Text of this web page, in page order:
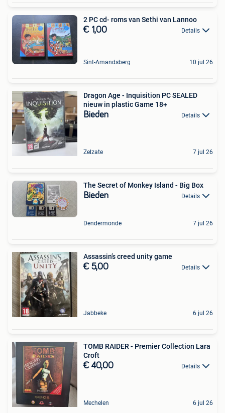
2 PC cd- roms van Sethi van Lannoo
€ 1,00 Details
Sint-Amandsberg 10 jul 26
Dragon Age - Inquisition PC SEALED
nieuw in plastic Game 18+
Bieden Details
Zelzate 7 jul 26
The Secret of Monkey Island - Big Box
Bieden Details
Dendermonde 7 jul 26
Assassin’s creed unity game
€ 5,00 Details
Jabbeke 6 jul 26
TOMB RAIDER - Premier Collection Lara
Croft
€ 40,00 Details
Mechelen 6 jul 26